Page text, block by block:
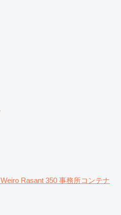
Weiro Rasant 350 事務所コンテナ